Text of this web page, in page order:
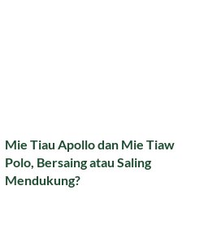
Mie Tiau Apollo dan Mie Tiaw
Polo, Bersaing atau Saling
Mendukung?